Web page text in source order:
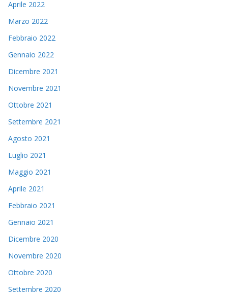
Aprile 2022
Marzo 2022
Febbraio 2022
Gennaio 2022
Dicembre 2021
Novembre 2021
Ottobre 2021
Settembre 2021
Agosto 2021
Luglio 2021
Maggio 2021
Aprile 2021
Febbraio 2021
Gennaio 2021
Dicembre 2020
Novembre 2020
Ottobre 2020
Settembre 2020